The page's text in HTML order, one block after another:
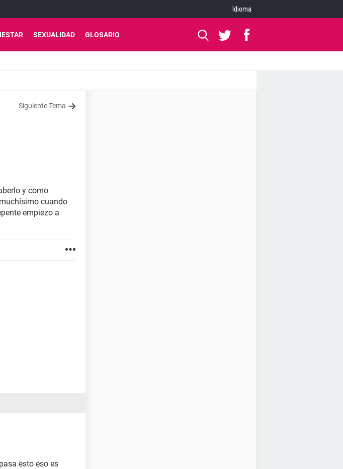
Idioma
SEXUALIDAD GLOSARIO
Siguiente Tema
y como
cuando
empiezo a
esto eso es